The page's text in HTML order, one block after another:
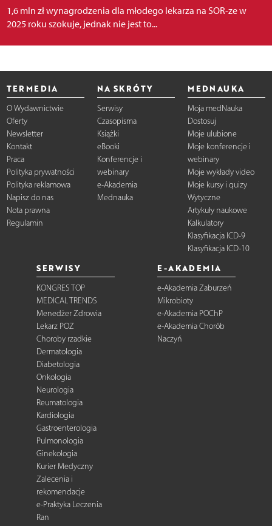
1,6 mln zł wynagrodzenia dla młodego lekarza na SOR-ze w
2025 roku szokuje, jednak nie jest to...
TERMEDIA
O Wydawnictwie
Oferty
Newsletter
Kontakt
Praca
Polityka prywatności
Polityka reklamowa
Napisz do nas
Nota prawna
Regulamin
NA SKRÓTY
Serwisy
Czasopisma
Książki
eBooki
Konferencje i
webinary
e-Akademia
Mednauka
MEDNAUKA
Moja medNauka
Dostosuj
Moje ulubione
Moje konferencje i
webinary
Moje wykłady video
Moje kursy i quizy
Wytyczne
Artykuły naukowe
Kalkulatory
Klasyfikacja ICD-9
Klasyfikacja ICD-10
SERWISY
KONGRES TOP
MEDICAL TRENDS
Menedżer Zdrowia
Lekarz POZ
Choroby rzadkie
Dermatologia
Diabetologia
Onkologia
Neurologia
Reumatologia
Kardiologia
Gastroenterologia
Pulmonologia
Ginekologia
Kurier Medyczny
Zalecenia i
rekomendacje
e-Praktyka Leczenia
Ran
E-AKADEMIA
e-Akademia Zaburzeń
Mikrobioty
e-Akademia POChP
e-Akademia Chorób
Naczyń